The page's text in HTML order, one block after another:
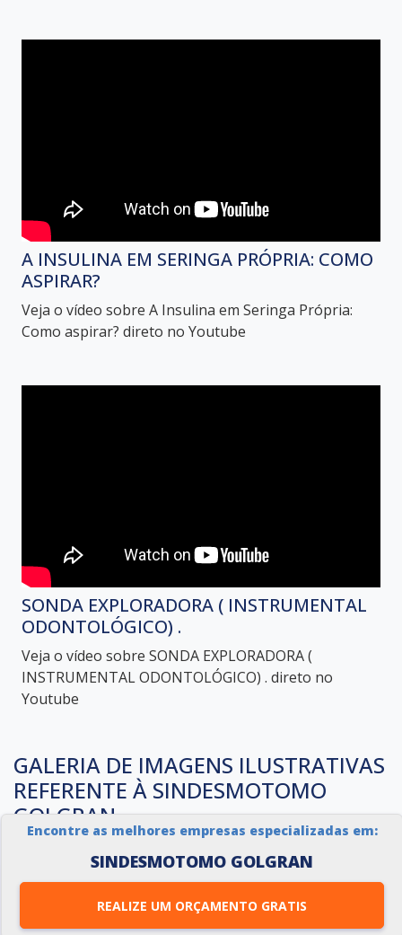
Encontre as melhores empresas especializadas em:
SINDESMOTOMO GOLGRAN
REALIZE UM ORÇAMENTO GRATIS
A INSULINA EM SERINGA PRÓPRIA: COMO
ASPIRAR?
Veja o vídeo sobre A Insulina em Seringa Própria:
Como aspirar? direto no Youtube
SONDA EXPLORADORA ( INSTRUMENTAL
ODONTOLÓGICO) .
Veja o vídeo sobre SONDA EXPLORADORA (
INSTRUMENTAL ODONTOLÓGICO) . direto no
Youtube
GALERIA DE IMAGENS ILUSTRATIVAS
REFERENTE À SINDESMOTOMO
GOLGRAN